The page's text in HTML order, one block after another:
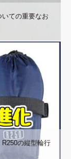
ての重要なお
の縦型輪行